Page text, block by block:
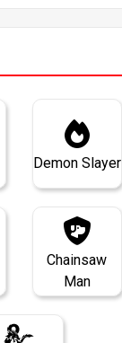
Demon Slayer
Chainsaw
Man